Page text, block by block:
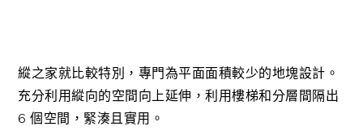
縱之家就比較特別，專門為平面面積較少的地塊設計。
充分利用縱向的空間向上延伸，利用樓梯和分層間隔出
6 個空間，緊湊且實用。